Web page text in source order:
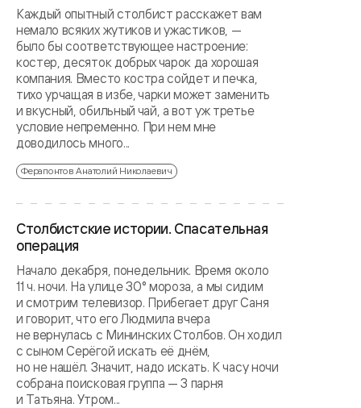
Каждый опытный столбист расскажет вам
немало всяких жутиков и ужастиков, —
было бы соответствующее настроение:
костер, десяток добрых чарок да хорошая
компания. Вместо костра сойдет и печка,
тихо урчащая в избе, чарки может заменить
и вкусный, обильный чай, а вот уж третье
условие непременно. При нем мне
доводилось много...
Ферапонтов Анатолий Николаевич
Столбистские истории. Спасательная
операция
Начало декабря, понедельник. Время около
11 ч. ночи. На улице 30° мороза, а мы сидим
и смотрим телевизор. Прибегает друг Саня
и говорит, что его Людмила вчера
не вернулась с Мининских Столбов. Он ходил
с сыном Серёгой искать её днём,
но не нашёл. Значит, надо искать. К часу ночи
собрана поисковая группа — 3 парня
и Татьяна. Утром...